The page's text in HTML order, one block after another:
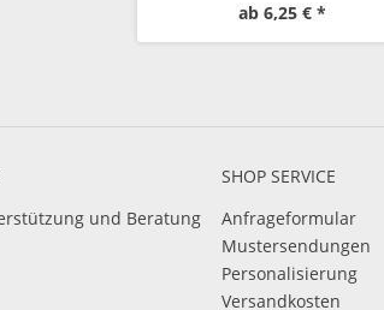
ab 6,25 € *
und Beratung
SHOP SERVICE
Anfrageformular
Mustersendungen
Personalisierung
Versandkosten